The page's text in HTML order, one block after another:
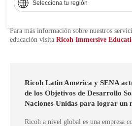
Selecciona tu región
con el único fin de preparar a sus
de constante cambio.
Para más información sobre nuestros
educación visita Ricoh Immersive
Ricoh Latin America y SENA
de los Objetivos de Desarrollo
Naciones Unidas para lograr un
Ricoh a nivel global es una empresa